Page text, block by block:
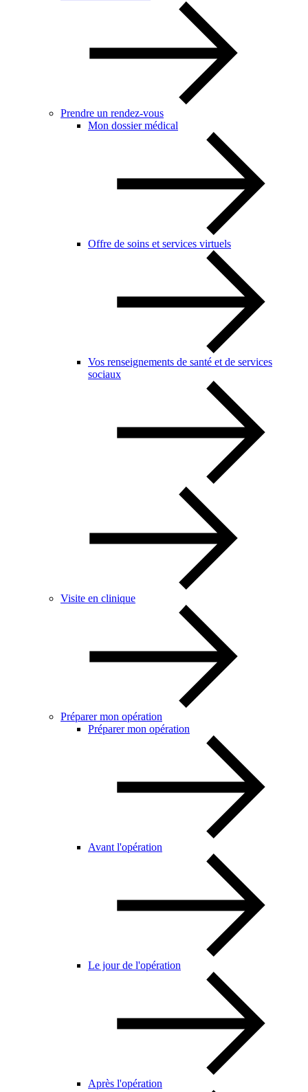
Prendre un rendez-vous
Mon dossier médical
Offre de soins et services virtuels
Vos renseignements de santé et de services
sociaux
Visite en clinique
Préparer mon opération
Préparer mon opération
Avant l'opération
Le jour de l'opération
Après l'opération